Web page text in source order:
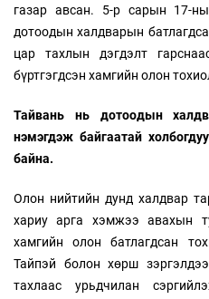
газар авсан. 5-р сарын 17-
дотоодын халдварын
цар тахлын дэгдэлт
бүртгэгдсэн хамгийн олон
Тайвань нь дотоодын
нэмэгдэж байгаатай
байна.
Олон нийтийн дунд халдвар
хариу арга хэмжээ авахын
хамгийн олон батлагдсан
Тайпэй болон хөрш
тахлаас урьдчилан